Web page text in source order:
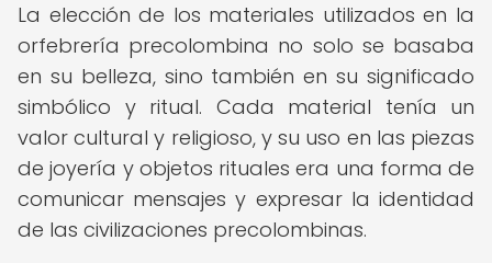
La elección de los materiales utilizados en la
orfebrería precolombina no solo se basaba
en su belleza, sino también en su significado
simbólico y ritual. Cada material tenía un
valor cultural y religioso, y su uso en las piezas
de joyería y objetos rituales era una forma de
comunicar mensajes y expresar la identidad
de las civilizaciones precolombinas.